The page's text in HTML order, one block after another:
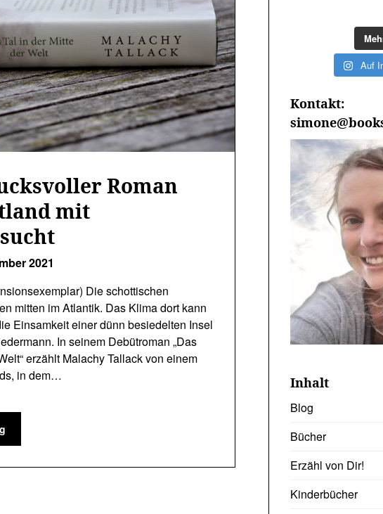
Roman
mit
2021
Die schottischen
mitten im Atlantik. Das Klima dort kann
Einsamkeit einer dünn besiedelten Insel
In seinem Debütroman „Das
erzählt Malachy Tallack von einem
in dem…
Auf
Kontakt:
Inhalt
Blog
Bücher
Erzähl von Dir!
Kinderbücher